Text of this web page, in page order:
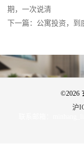
期，一次说清
下一篇：公寓投资，到
©2026
沪